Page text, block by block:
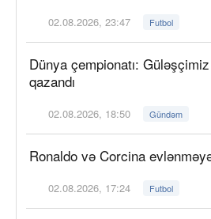
02.08.2026, 23:47 Futbol
Dünya çempionatı:
qazandı
02.08.2026, 18:50 Gündəm
Ronaldo və Corcina
02.08.2026, 17:24 Futbol